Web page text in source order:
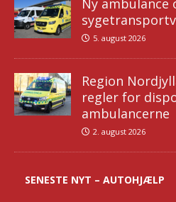
Ny ambulance
5. august 2026
Region
regler for
ambulancerne
2. august 2026
SENESTE NYT – AUTOHJÆLP